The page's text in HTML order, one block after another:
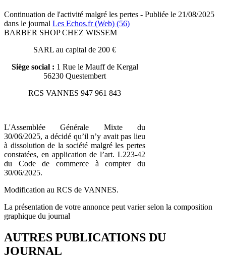
Continuation de l'activité malgré les pertes - Publiée le 21/08/2025
dans le journal Les Echos.fr (Web) (56)
BARBER SHOP CHEZ WISSEM
SARL au capital de 200 €
Siège social : 1 Rue le Mauff de Kergal
56230 Questembert
RCS VANNES 947 961 843
L'Assemblée Générale Mixte du
30/06/2025, a décidé qu’il n’y avait pas lieu
à dissolution de la société malgré les pertes
constatées, en application de l’art. L223-42
du Code de commerce à compter du
30/06/2025.
Modification au RCS de VANNES.
La présentation de votre annonce peut varier selon la composition
graphique du journal
AUTRES PUBLICATIONS DU
JOURNAL